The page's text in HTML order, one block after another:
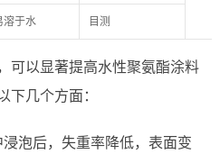
溶于水 目测
可以显著提高水性聚氨酯涂料
下几个方面：
泡后，失重率降低，表面变